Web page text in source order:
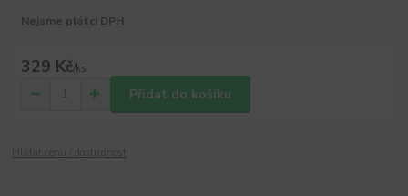
Nejsme plátci DPH
329 Kč/ks
Přidat do košíku